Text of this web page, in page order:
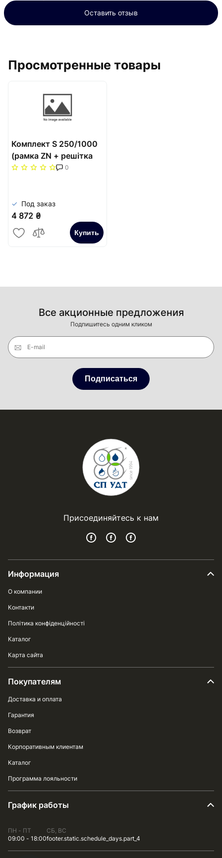
Оставить отзыв
Просмотренные товары
Комплект S 250/1000
(рамка ZN + решітка
НТ) Carrera Сатин
0
Под заказ
4 872 ₴
Купить
Все акционные предложения
Подпишитесь одним кликом
E-mail
Подписаться
Присоединяйтесь к нам
Информация
О компании
Контакти
Політика конфіденційності
Каталог
Карта сайта
Покупателям
Доставка и оплата
Гарантия
Возврат
Корпоративным клиентам
Каталог
Программа лояльности
График работы
ПН - ПТ
09:00 - 18:00
СБ, ВС
footer.static.schedule_days.part_4